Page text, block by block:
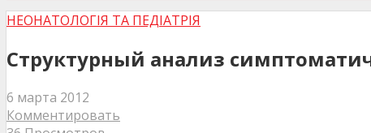
НЕОНАТОЛОГІЯ ТА ПЕДІАТРІЯ
Структурный анализ
6 марта 2012
Комментировать